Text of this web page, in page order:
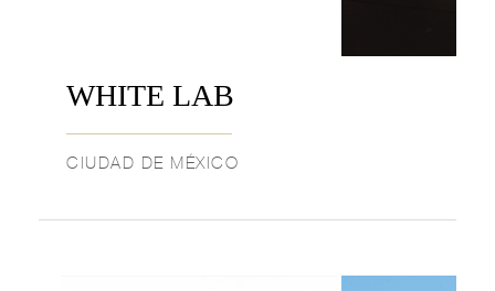
WHITE LAB
CIUDAD DE MÉXICO